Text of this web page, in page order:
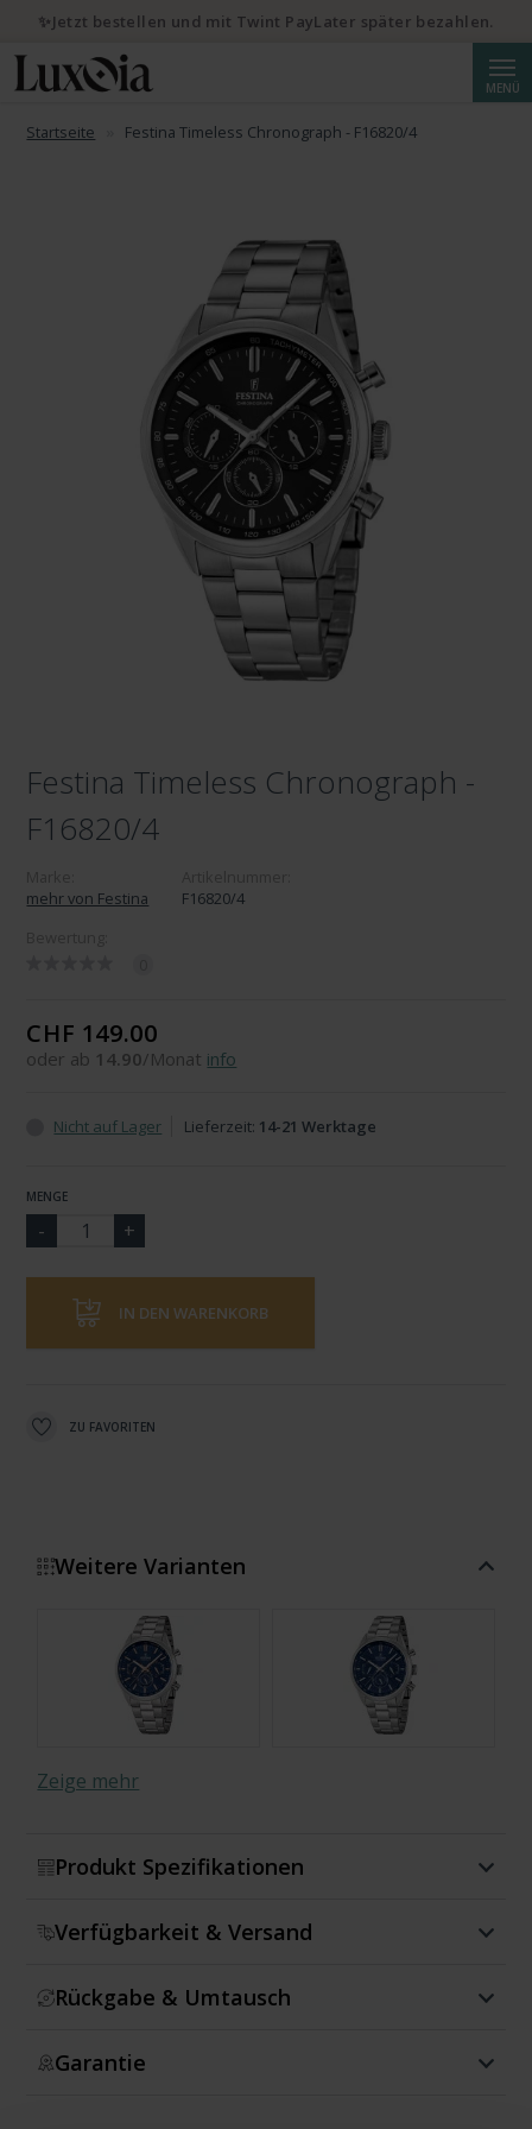
MENÜ
Startseite Festina Timeless Chronograph - F16820/4
Festina Timeless Chronograph -
F16820/4
mehr von Festina
F16820/4
CHF 149.00
oder ab 14.90/Monat info
Nicht auf Lager Lieferzeit: 14-21 Werktage
MENGE
IN DEN WARENKORB
ZU FAVORITEN
Weitere Varianten
Zeige mehr
Produkt Spezifikationen
Verfügbarkeit & Versand
Rückgabe & Umtausch
Garantie
✨Jetzt bestellen und mit Twint PayLater später bezahlen.